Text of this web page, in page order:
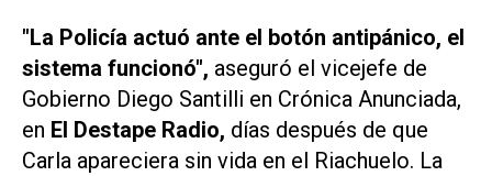
"La Policía actuó ante el botón antipánico, el
sistema funcionó", aseguró el vicejefe de
Gobierno Diego Santilli en Crónica Anunciada,
en El Destape Radio, días después de que
Carla apareciera sin vida en el Riachuelo. La